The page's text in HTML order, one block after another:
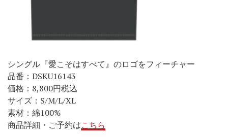
シングル『愛こそはすべて』のロゴをフィーチャー
品番：DSKU16143
価格：8,800円税込
サイズ：S/M/L/XL
素材：綿100%
商品詳細・ご予約はこちら